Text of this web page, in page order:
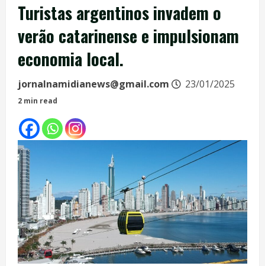
Turistas argentinos invadem o
verão catarinense e impulsionam
economia local.
jornalnamidianews@gmail.com 23/01/2025
2 min read